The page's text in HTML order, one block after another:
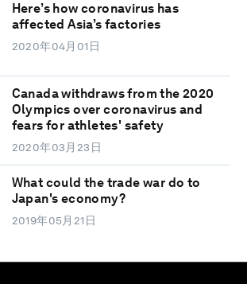
Here’s how coronavirus has
affected Asia’s factories
2020年04月01日
Canada withdraws from the 2020
Olympics over coronavirus and
fears for athletes' safety
2020年03月23日
What could the trade war do to
Japan's economy?
2019年05月21日